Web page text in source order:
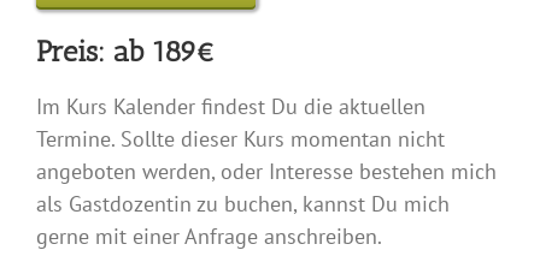
Preis: ab 189€
Im Kurs Kalender findest Du die aktuellen
Termine. Sollte dieser Kurs momentan nicht
angeboten werden, oder Interesse bestehen mich
als Gastdozentin zu buchen, kannst Du mich
gerne mit einer Anfrage anschreiben.